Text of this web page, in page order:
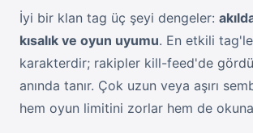
İyi bir klan tag üç şeyi dengeler:
kısalık ve oyun uyumu. En etkili
karakterdir; rakipler kill-feed'de
anında tanır. Çok uzun veya aşırı
hem oyun limitini zorlar hem de